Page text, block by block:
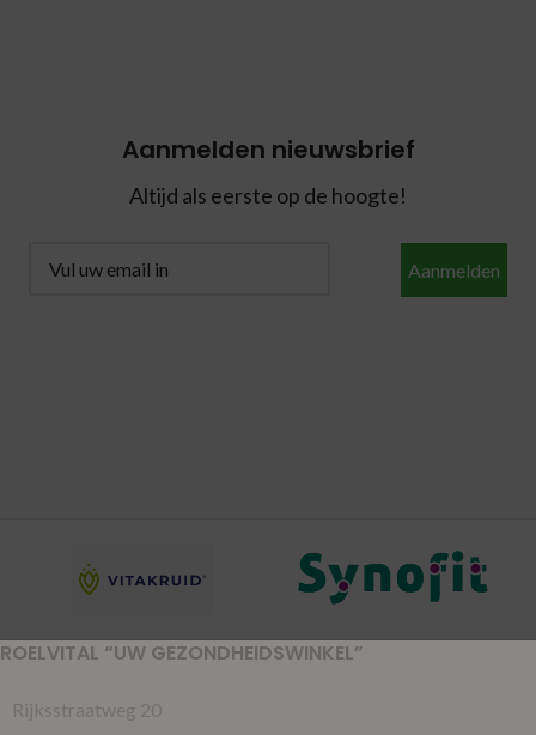
Aanmelden nieuwsbrief
Altijd als eerste op de hoogte!
Aanmelden
ROELVITAL “UW GEZONDHEIDSWINKEL”
Rijksstraatweg 20